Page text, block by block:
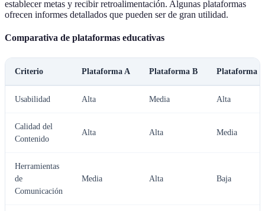
establecer metas y recibir retroalimentación. Algunas plataformas
ofrecen informes detallados que pueden ser de gran utilidad.
Comparativa de plataformas educativas
Criterio Plataforma A Plataforma B Plataforma C
Usabilidad Alta Media Alta
Calidad del
Contenido
Alta Alta Media
Herramientas
de
Comunicación
Media Alta Baja